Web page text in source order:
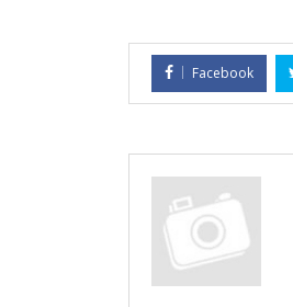
Facebook